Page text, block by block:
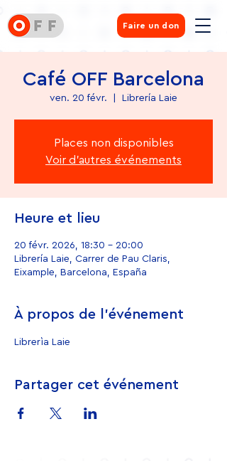
Faire un don
Café OFF Barcelona
ven. 20 févr. Librería Laie
Places non disponibles
Voir d'autres événements
Heure et lieu
20 févr. 2026, 18:30 – 20:00
Librería Laie, Carrer de Pau Claris,
Eixample, Barcelona, España
À propos de l'événement
Librerìa Laie
Partager cet événement